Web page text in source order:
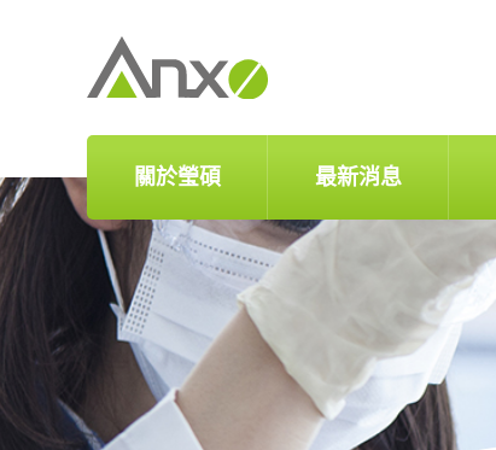
關於瑩碩 最新消息